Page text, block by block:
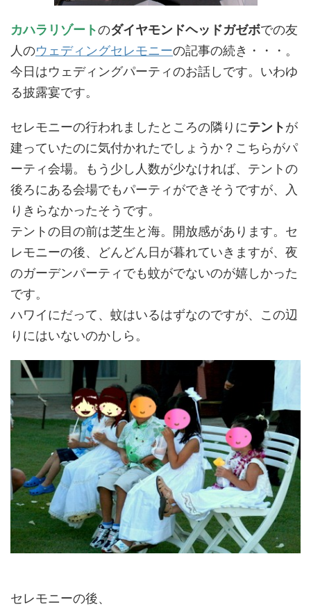
カハラリゾートのダイヤモンドヘッドガゼボでの友
人のウェディングセレモニーの記事の続き・・・。
今日はウェディングパーティのお話しです。いわゆ
る披露宴です。
セレモニーの行われましたところの隣りにテントが
建っていたのに気付かれたでしょうか？こちらがパ
ーティ会場。もう少し人数が少なければ、テントの
後ろにある会場でもパーティができそうですが、入
りきらなかったそうです。
テントの目の前は芝生と海。開放感があります。セ
レモニーの後、どんどん日が暮れていきますが、夜
のガーデンパーティでも蚊がでないのが嬉しかった
です。
ハワイにだって、蚊はいるはずなのですが、この辺
りにはいないのかしら。
セレモニーの後、